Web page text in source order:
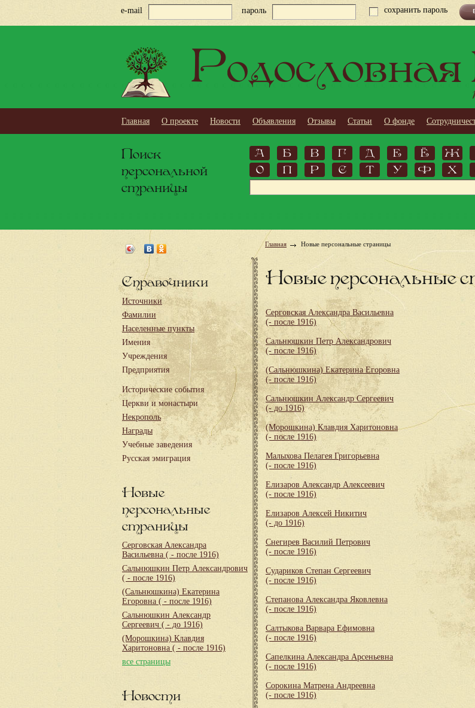
e-mail пароль сохранить пароль
Главная О проекте Новости Объявления Отзывы Статьи О фонде
Поиск
персональной
страницы
А Б В Г Д Е Ё Ж
О
П Р С Т У Ф Х
Справочники
Источники
Фамилии
Населенные пункты
Имения
Учреждения
Предприятия
Исторические события
Церкви и монастыри
Некрополь
Награды
Учебные заведения
Русская эмиграция
Новые
персональные
страницы
Серговская Александра
Васильевна ( - после 1916)
Сальнюшкин Петр Александрович
( - после 1916)
(Сальнюшкина) Екатерина
Егоровна ( - после 1916)
Сальнюшкин Александр
Сергеевич ( - до 1916)
(Морошкина) Клавдия
Харитоновна ( - после 1916)
все страницы
Новости
Главная Новые персональные страницы
Новые персональные
Серговская Александра Васильевна
(- после 1916)
Сальнюшкин Петр Александрович
(- после 1916)
(Сальнюшкина) Екатерина Егоровна
(- после 1916)
Сальнюшкин Александр Сергеевич
(- до 1916)
(Морошкина) Клавдия Харитоновна
(- после 1916)
Малыхова Пелагея Григорьевна
(- после 1916)
Елизаров Александр Алексеевич
(- после 1916)
Елизаров Алексей Никитич
(- до 1916)
Снегирев Василий Петрович
(- после 1916)
Судариков Степан Сергеевич
(- после 1916)
Степанова Александра Яковлевна
(- после 1916)
Салтыкова Варвара Ефимовна
(- после 1916)
Сапелкина Александра Арсеньевна
(- после 1916)
Сорокина Матрена Андреевна
(- после 1916)